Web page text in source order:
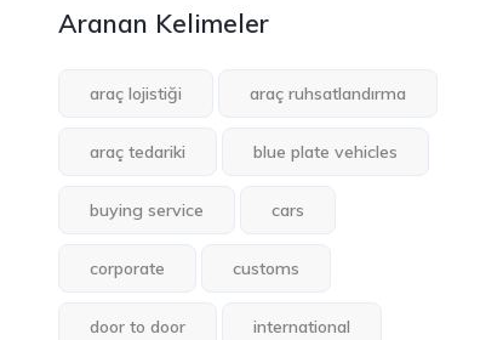
Aranan Kelimeler
araç lojistiği araç ruhsatlandırma
araç tedariki blue plate vehicles
buying service cars
corporate customs
door to door international